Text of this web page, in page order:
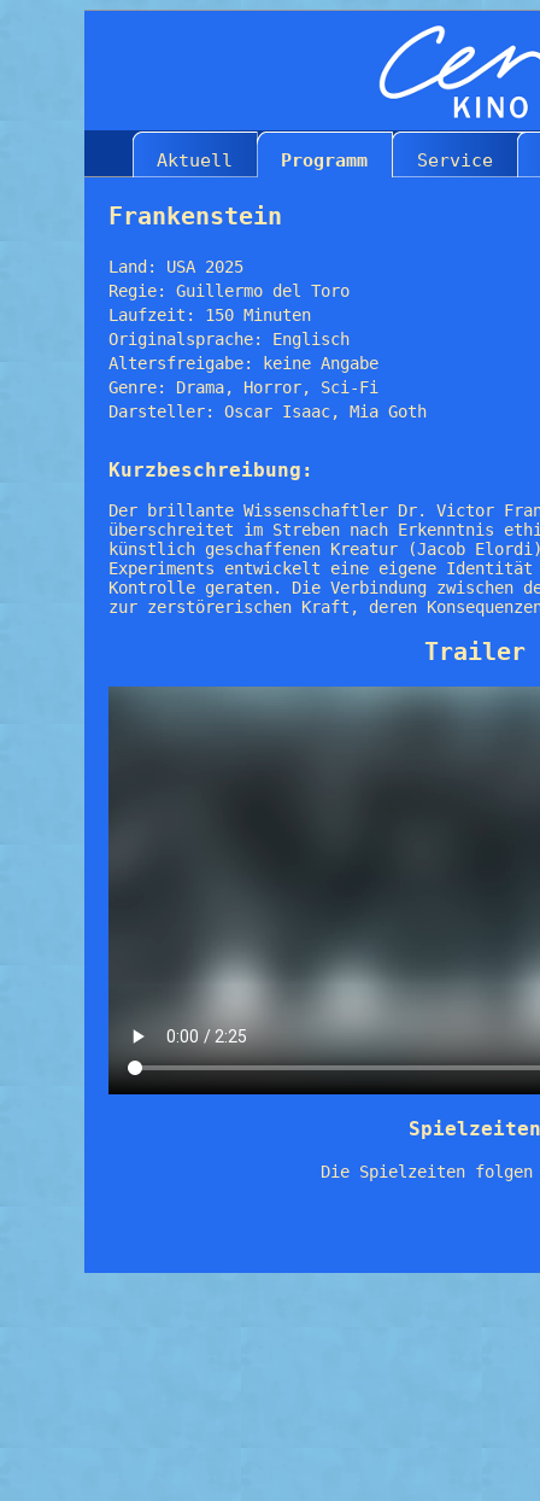
Aktuell Programm Service
Frankenstein
Land: USA 2025
Regie: Guillermo del Toro
Laufzeit: 150 Minuten
Originalsprache: Englisch
Altersfreigabe: keine Angabe
Genre: Drama, Horror, Sci-Fi
Darsteller: Oscar Isaac, Mia Goth
Kurzbeschreibung:
Der brillante Wissenschaftler Dr. Victor
überschreitet im Streben nach Erkenntnis
künstlich geschaffenen Kreatur (Jacob
Experiments entwickelt eine eigene
Kontrolle geraten. Die Verbindung zwischen
zur zerstörerischen Kraft, deren
Trailer
Spielzeiten
Die Spielzeiten